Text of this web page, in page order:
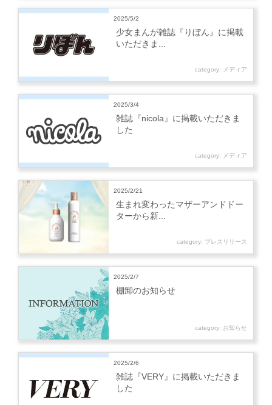
2025/5/2
少女まんが雑誌『りぼん』に掲載
いただきま...
category: メディア
2025/3/4
雑誌『nicola』に掲載いただきま
した
category: メディア
2025/2/21
生まれ変わったマザーアンドドー
ターから新...
category: プレスリリース
2025/2/7
棚卸のお知らせ
category: お知らせ
2025/2/6
雑誌『VERY』に掲載いただきま
した